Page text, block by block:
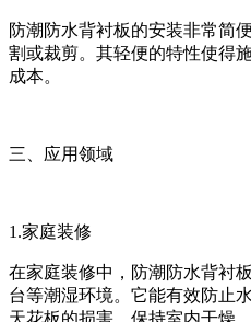
防潮防水背衬板的安装非常简
割或裁剪。其轻便的特性使得
成本。
三、应用领域
1.家庭装修
在家庭装修中，防潮防水背衬
台等潮湿环境。它能有效防止
天花板的损害，保持室内干燥